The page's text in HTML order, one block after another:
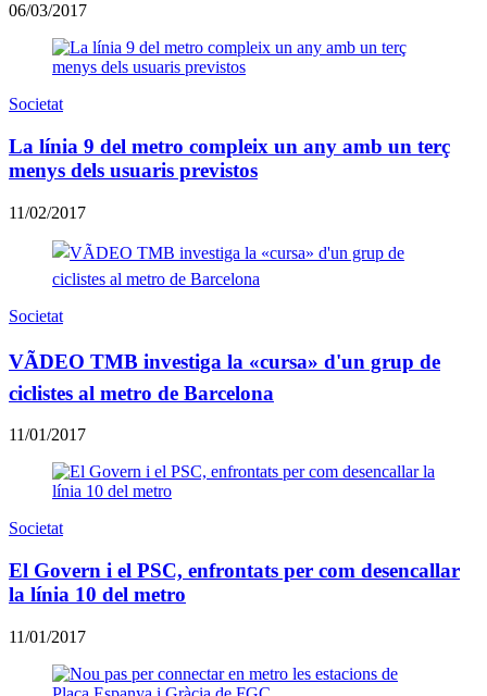
06/03/2017
Societat
La línia 9 del metro compleix un any amb un terç
menys dels usuaris previstos
11/02/2017
Societat
VÃDEO TMB investiga la «cursa» d'un grup de
ciclistes al metro de Barcelona
11/01/2017
Societat
El Govern i el PSC, enfrontats per com desencallar
la línia 10 del metro
11/01/2017